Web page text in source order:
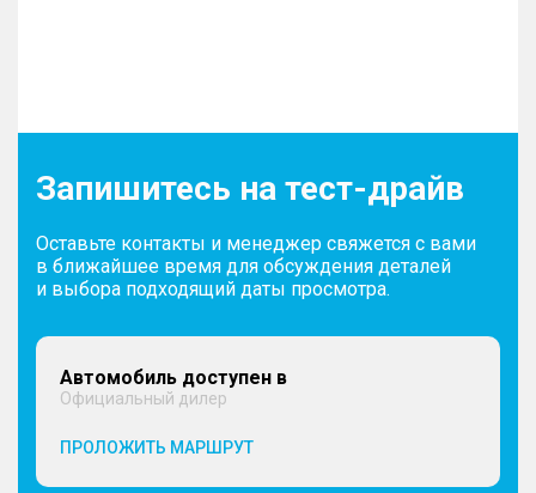
Запишитесь на тест-драйв
Оставьте контакты и менеджер свяжется с вами
в ближайшее время для обсуждения деталей
и выбора подходящий даты просмотра.
Автомобиль доступен в
Официальный дилер
ПРОЛОЖИТЬ МАРШРУТ